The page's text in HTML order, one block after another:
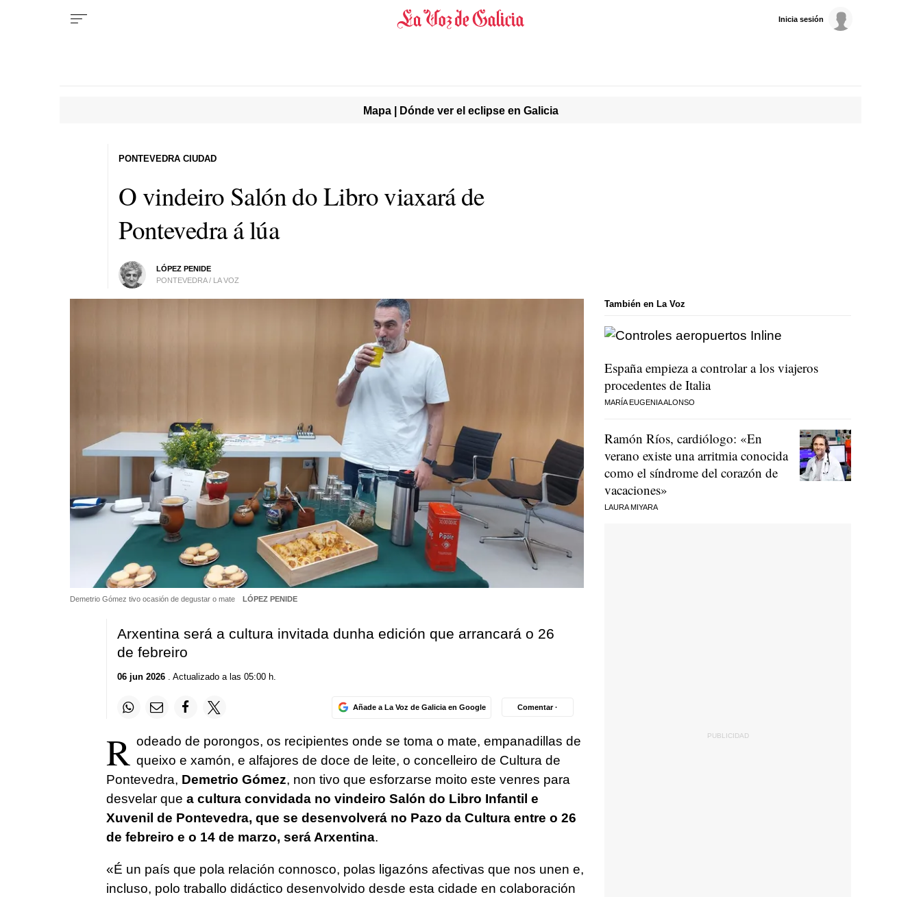
Inicia sesión
Mapa | Dónde ver el eclipse en Galicia
O vindeiro Salón do Libro viaxará de
Pontevedra á lúa
LÓPEZ PENIDE
PONTEVEDRA / LA VOZ
PONTEVEDRA CIUDAD
Demetrio Gómez tivo ocasión de degustar o mate LÓPEZ PENIDE
Arxentina será a cultura invitada dunha edición que arrancará o 26
de febreiro
06 jun 2026. Actualizado a las 05:00 h.
Añade a La Voz de Galicia en Google Comentar ·
R odeado de porongos, os recipientes onde se toma o mate, empanadillas de
queixo e xamón, e alfajores de doce de leite, o concelleiro de Cultura de
Pontevedra, Demetrio Gómez, non tivo que esforzarse moito este venres para
desvelar que a cultura convidada no vindeiro Salón do Libro Infantil e
Xuvenil de Pontevedra, que se desenvolverá no Pazo da Cultura entre o 26
de febreiro e o 14 de marzo, será Arxentina.
«É un país que pola relación connosco, polas ligazóns afectivas que nos unen e,
incluso, polo traballo didáctico desenvolvido desde esta cidade en colaboración
También en La Voz
España empieza a controlar a los viajeros
procedentes de Italia
MARÍA EUGENIA ALONSO
Ramón Ríos, cardiólogo: «En
verano existe una arritmia conocida
como el síndrome del corazón de
vacaciones»
LAURA MIYARA